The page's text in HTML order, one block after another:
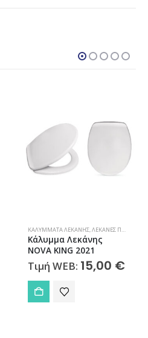
ΚΑΛΎΜΜΑΤΑ ΛΕΚΆΝΗΣ,ΛΕΚΆΝΕΣ ΠΟΡΣΕΛΆΝΗΣ
Κάλυμμα Λεκάνης
NOVA KING 2021
Τιμή WEB: 15,00 €